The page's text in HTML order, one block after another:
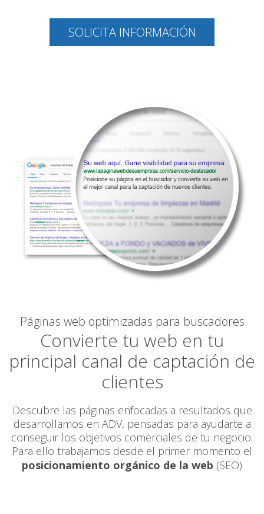
SOLICITA INFORMACIÓN
Páginas web optimizadas para buscadores
Convierte tu web en tu
principal canal de captación de
clientes
Descubre las páginas enfocadas a resultados que
desarrollamos en ADV, pensadas para ayudarte a
conseguir los objetivos comerciales de tu negocio.
Para ello trabajamos desde el primer momento el
posicionamiento orgánico de la web (SEO)